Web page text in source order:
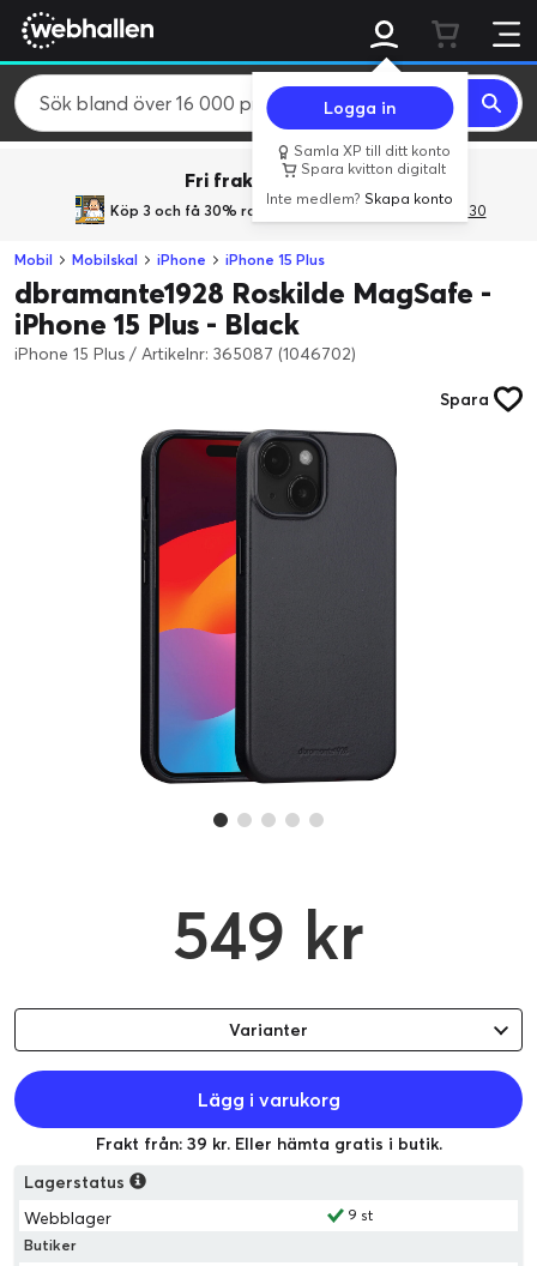
Logga in
Samla XP till ditt konto
Spara kvitton digitalt
Inte medlem?Skapa konto
Fri frakt över 800 kr.
Köp 3 och få 30% rabatt med rabattkoden 3Gives30
Mobil Mobilskal iPhone iPhone 15 Plus
dbramante1928 Roskilde MagSafe -
iPhone 15 Plus - Black
iPhone 15 Plus / Artikelnr: 365087 (1046702)
Spara
549 kr
Varianter
Lägg i varukorg
Frakt från: 39 kr. Eller hämta gratis i butik.
Lagerstatus
Webblager
9 st
Butiker